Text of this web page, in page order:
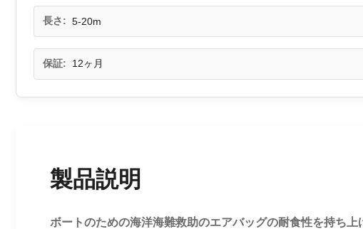
長さ: 5-20m
保証: 12ヶ月
製品説明
ボートのための海洋海難救助のエアバッグの耐食性を持ち上